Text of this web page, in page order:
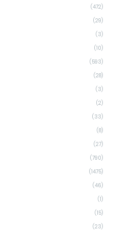
(472)
(29)
(3)
(10)
(593)
(28)
(3)
(2)
(33)
(8)
(27)
(790)
(1475)
(46)
(1)
(15)
(23)